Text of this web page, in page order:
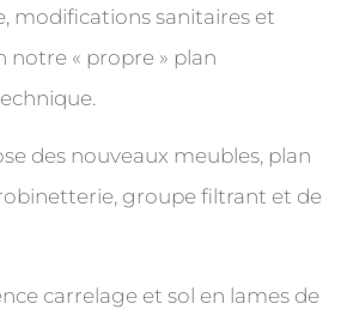
modifications sanitaires et
notre « propre » plan
des nouveaux meubles, plan
groupe filtrant et de
carrelage et sol en lames de